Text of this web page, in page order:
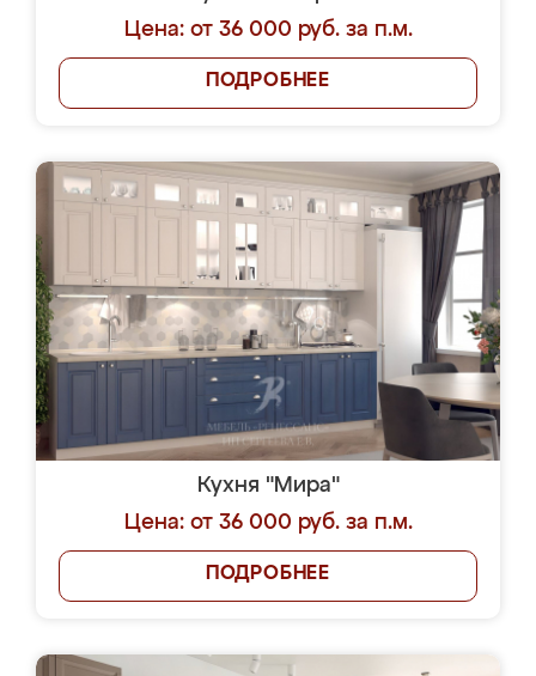
Цена: от 36 000 руб. за п.м.
ПОДРОБНЕЕ
Кухня "Мира"
Цена: от 36 000 руб. за п.м.
ПОДРОБНЕЕ